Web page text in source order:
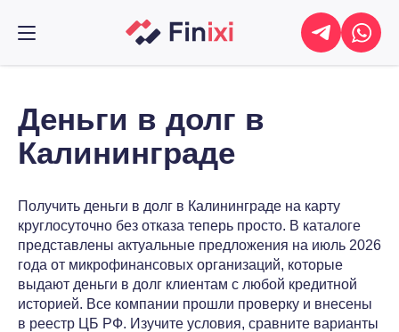
Деньги в долг в
Калининграде
Получить деньги в долг в Калининграде на карту
круглосуточно без отказа теперь просто. В каталоге
представлены актуальные предложения на июль 2026
года от микрофинансовых организаций, которые
выдают деньги в долг клиентам с любой кредитной
историей. Все компании прошли проверку и внесены
в реестр ЦБ РФ. Изучите условия, сравните варианты